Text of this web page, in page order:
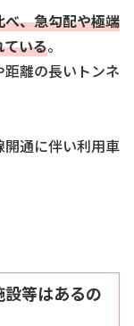
、急勾配や極端
ている。
離の長いトンネ
通に伴い利用車
等はあるの